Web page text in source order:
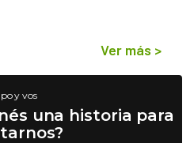
Ver más >
y vos
una historia para